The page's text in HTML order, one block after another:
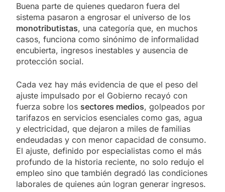
Buena parte de quienes quedaron fuera del
sistema pasaron a engrosar el universo de los
monotributistas, una categoría que, en muchos
casos, funciona como sinónimo de informalidad
encubierta, ingresos inestables y ausencia de
protección social.
Cada vez hay más evidencia de que el peso del
ajuste impulsado por el Gobierno recayó con
fuerza sobre los sectores medios, golpeados por
tarifazos en servicios esenciales como gas, agua
y electricidad, que dejaron a miles de familias
endeudadas y con menor capacidad de consumo.
El ajuste, definido por especialistas como el más
profundo de la historia reciente, no solo redujo el
empleo sino que también degradó las condiciones
laborales de quienes aún logran generar ingresos.